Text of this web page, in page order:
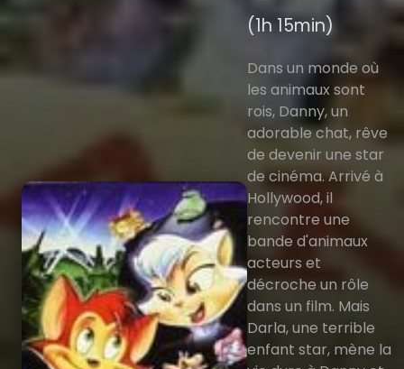
(1h 15min)
Dans un monde où
les animaux sont
rois, Danny, un
adorable chat, rêve
de devenir une star
de cinéma. Arrivé à
Hollywood, il
rencontre une
bande d'animaux
acteurs et
décroche un rôle
dans un film. Mais
Darla, une terrible
enfant star, mène la